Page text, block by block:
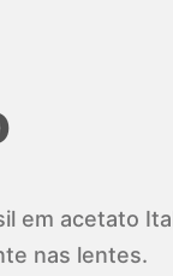
em acetato
nas lentes.